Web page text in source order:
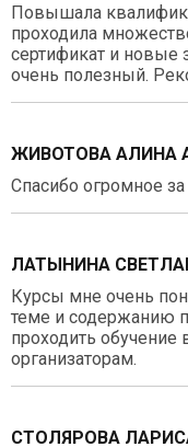
Повышала
проходила
сертификат и новые
очень полезный.
ЖИВОТОВА АЛИНА
Спасибо огромное
ЛАТЫНИНА
Курсы мне очень
теме и содержанию
проходить
организаторам.
СТОЛЯРОВА